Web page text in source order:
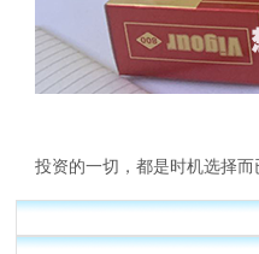
投资的一切，都是时机选择而